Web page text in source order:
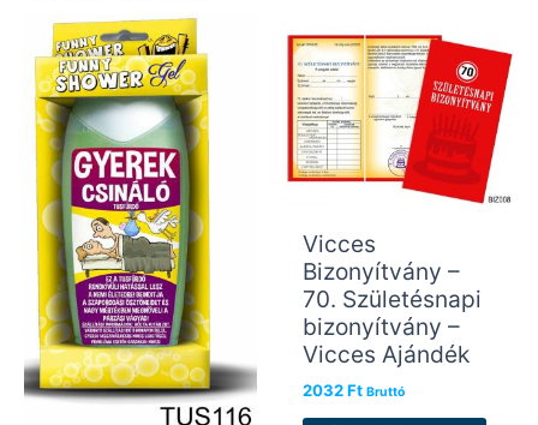
Vicces
Bizonyítvány –
70. Születésnapi
bizonyítvány –
Vicces Ajándék
2032Ft Bruttó